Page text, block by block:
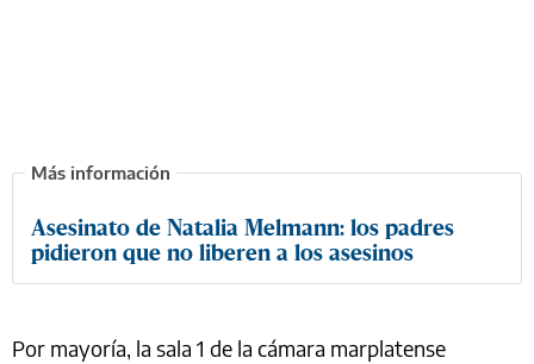
Asesinato de Natalia Melmann: los padres
pidieron que no liberen a los asesinos
Por mayoría, la sala 1 de la cámara marplatense